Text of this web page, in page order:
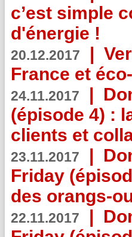
c’est simple
d'énergie !
20.12.2017 |
France et
24.11.2017 |
(épisode 4) :
clients et
23.11.2017 |
Friday
des orangs-
22.11.2017 |